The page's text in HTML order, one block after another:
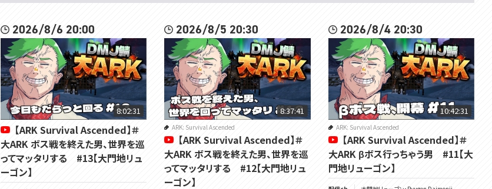
2026/8/6 20:00
8:02:31
【ARK Survival Ascended】＃
大ARK ボス戦を終えた男、世界を巡
ってマッタリする #13【大門地リュ
ーゴン】
2026/8/5 20:30
8:37:41
ARK: Survival Ascended
【ARK Survival Ascended】＃
大ARK ボス戦を終えた男、世界を巡
ってマッタリする #12【大門地リュ
ーゴン】
2026/8/4 20:30
10:42:31
ARK: Survival Ascended
【ARK Survival Ascended】＃
大ARK βボス行っちゃう男 #11【大
門地リューゴン】